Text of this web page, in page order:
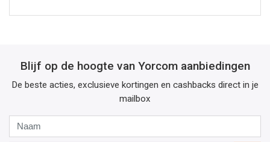
Blijf op de hoogte van Yorcom aanbiedingen
De beste acties, exclusieve kortingen en cashbacks direct in je
mailbox